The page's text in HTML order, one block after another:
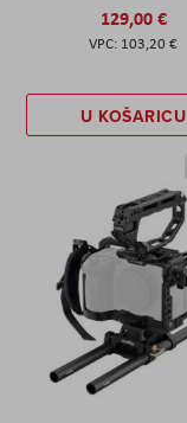
129,00 €
103,20 €
U KOŠARICU